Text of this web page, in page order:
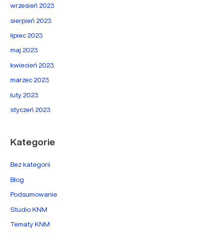
wrzesień 2023
sierpień 2023
lipiec 2023
maj 2023
kwiecień 2023
marzec 2023
luty 2023
styczeń 2023
Kategorie
Bez kategorii
Blog
Podsumowanie
Studio KNM
Tematy KNM